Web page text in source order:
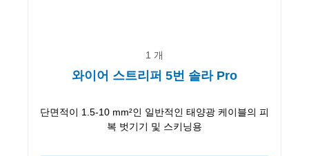
1 개
와이어 스트리퍼 5번 솔라 Pro
단면적이 1.5-10 mm²인 일반적인 태양광 케이블의 피
복 벗기기 및 스키닝용